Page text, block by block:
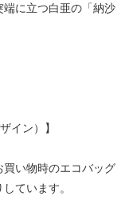
に立つ白亜の「納沙
イン）】
い物時のエコバッグ
ています。